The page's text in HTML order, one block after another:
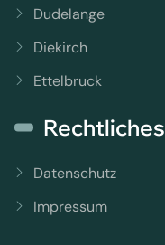
Dudelange
Diekirch
Ettelbruck
Rechtliches
Datenschutz
Impressum